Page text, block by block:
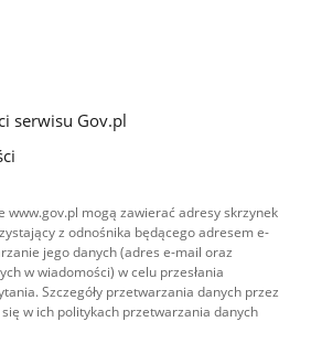
serwisu Gov.pl
www.gov.pl mogą zawierać adresy skrzynek
z odnośnika będącego adresem e-
jego danych (adres e-mail oraz
w wiadomości) w celu przesłania
Szczegóły przetwarzania danych przez
w ich politykach przetwarzania danych